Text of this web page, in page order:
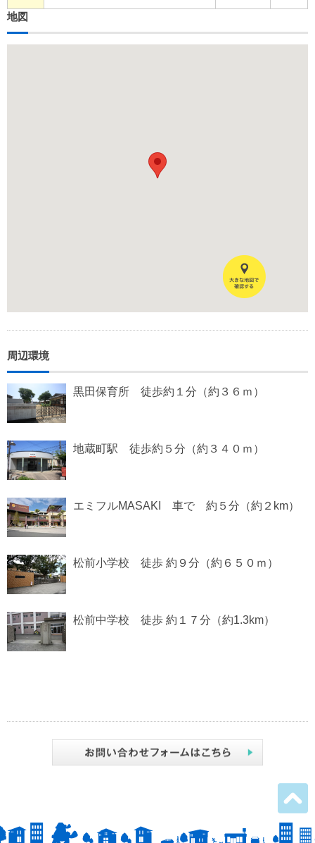
地図
周辺環境
黒田保育所 徒歩約１分（約３６ｍ）
地蔵町駅 徒歩約５分（約３４０ｍ）
エミフルMASAKI 車で 約５分（約２km）
松前小学校 徒歩 約９分（約６５０ｍ）
松前中学校 徒歩 約１７分（約1.3km）